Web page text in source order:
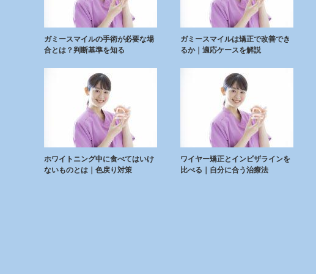
ガミースマイルの手術が必要な場
合とは？判断基準を知る
ガミースマイルは矯正で改善でき
るか｜適応ケースを解説
ホワイトニング中に食べてはいけ
ないものとは｜色戻り対策
ワイヤー矯正とインビザラインを
比べる｜自分に合う治療法